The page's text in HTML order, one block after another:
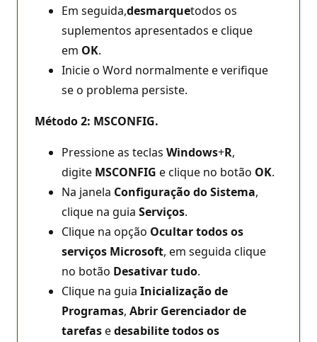
Em seguida,desmarquetodos os
suplementos apresentados e clique
em OK.
Inicie o Word normalmente e verifique
se o problema persiste.
Método 2: MSCONFIG.
Pressione as teclas Windows+R,
digite MSCONFIG e clique no botão OK.
Na janela Configuração do Sistema,
clique na guia Serviços.
Clique na opção Ocultar todos os
serviços Microsoft, em seguida clique
no botão Desativar tudo.
Clique na guia Inicialização de
Programas, Abrir Gerenciador de
tarefasedesabilite todos os